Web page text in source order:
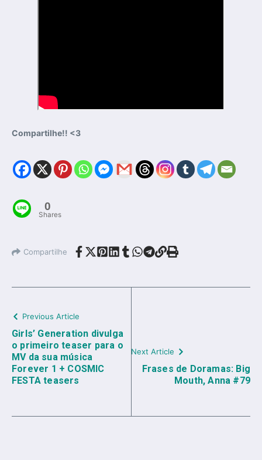
Compartilhe!! <3
0
Shares
Compartilhe
Previous Article
Girls’ Generation divulga
o primeiro teaser para o
MV da sua música
Forever 1 + COSMIC
FESTA teasers
Next Article
Frases de Doramas: Big
Mouth, Anna #79